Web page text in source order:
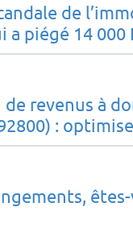
de
a piégé 14 000
revenus à
:
sérénité